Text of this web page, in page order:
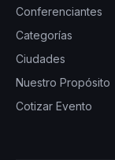
Conferenciantes
Categorías
Ciudades
Nuestro Propósito
Cotizar Evento